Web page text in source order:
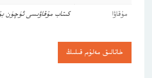
مۇقاۋا
كىتاب مۇقاۋىسى ئۈچۈن
خاتالىق مەلۇم قىلىڭ